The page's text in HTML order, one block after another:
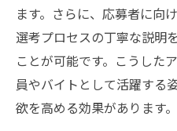
ます。さらに、応募者に向
選考プロセスの丁寧な説明
ことが可能です。こうした
員やバイトとして活躍する
欲を高める効果があります。